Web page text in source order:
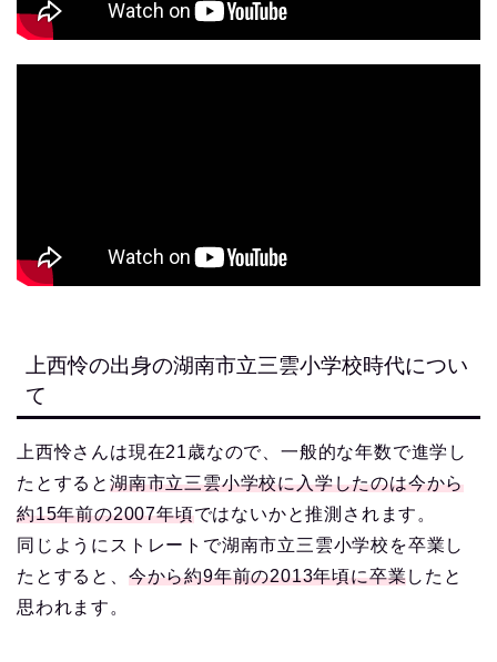
上西怜の出身の湖南市立三雲小学校時代につい
て
上西怜さんは現在21歳なので、一般的な年数で進学し
たとすると 湖南市立三雲小学校に入学したのは今から
約15年前の2007年頃ではないかと推測されます。
同じようにストレートで湖南市立三雲小学校を卒業し
たとすると、 今から約9年前の2013年頃に卒業したと
思われます。